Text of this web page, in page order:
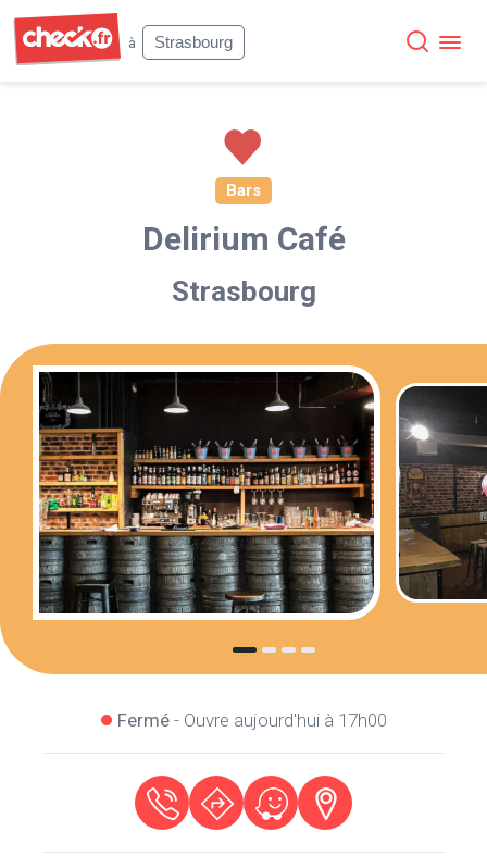
à
Strasbourg
Bars
Delirium Café
Strasbourg
Fermé- Ouvre aujourd'hui à 17h00